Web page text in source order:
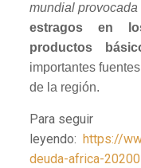
mundial provocada
estragos en
productos
importantes
de la región.
Para seguir
leyendo: https://
deuda-africa-